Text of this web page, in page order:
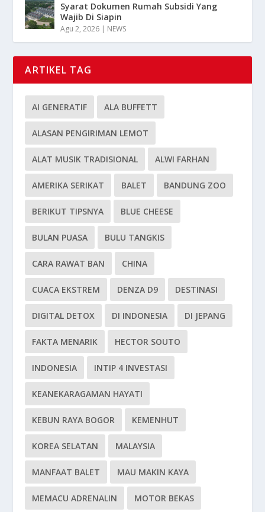
Syarat Dokumen Rumah Subsidi Yang
Wajib Di Siapin
Agu 2, 2026 | NEWS
ARTIKEL TAG
AI GENERATIF ALA BUFFETT
ALASAN PENGIRIMAN LEMOT
ALAT MUSIK TRADISIONAL ALWI FARHAN
AMERIKA SERIKAT BALET BANDUNG ZOO
BERIKUT TIPSNYA BLUE CHEESE
BULAN PUASA BULU TANGKIS
CARA RAWAT BAN CHINA
CUACA EKSTREM DENZA D9 DESTINASI
DIGITAL DETOX DI INDONESIA DI JEPANG
FAKTA MENARIK HECTOR SOUTO
INDONESIA INTIP 4 INVESTASI
KEANEKARAGAMAN HAYATI
KEBUN RAYA BOGOR KEMENHUT
KOREA SELATAN MALAYSIA
MANFAAT BALET MAU MAKIN KAYA
MEMACU ADRENALIN MOTOR BEKAS